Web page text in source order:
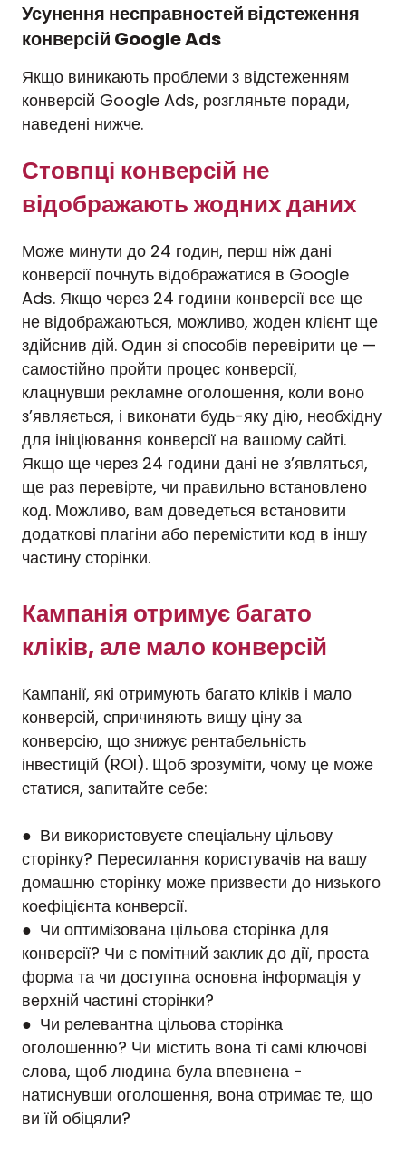
Усунення несправностей відстеження
конверсій Google Ads
Якщо виникають проблеми з відстеженням
конверсій Google Ads, розгляньте поради,
наведені нижче.
Стовпці конверсій не
відображають жодних даних
Може минути до 24 годин, перш ніж дані
конверсії почнуть відображатися в Google
Ads. Якщо через 24 години конверсії все ще
не відображаються, можливо, жоден клієнт ще
здійснив дій. Один зі способів перевірити це —
самостійно пройти процес конверсії,
клацнувши рекламне оголошення, коли воно
з’являється, і виконати будь-яку дію, необхідну
для ініціювання конверсії на вашому сайті.
Якщо ще через 24 години дані не з’являться,
ще раз перевірте, чи правильно встановлено
код. Можливо, вам доведеться встановити
додаткові плагіни або перемістити код в іншу
частину сторінки.
Кампанія отримує багато
кліків, але мало конверсій
Кампанії, які отримують багато кліків і мало
конверсій, спричиняють вищу ціну за
конверсію, що знижує рентабельність
інвестицій (ROI). Щоб зрозуміти, чому це може
статися, запитайте себе:
● Ви використовуєте спеціальну цільову
сторінку? Пересилання користувачів на вашу
домашню сторінку може призвести до низького
коефіцієнта конверсії.
● Чи оптимізована цільова сторінка для
конверсії? Чи є помітний заклик до дії, проста
форма та чи доступна основна інформація у
верхній частині сторінки?
● Чи релевантна цільова сторінка
оголошенню? Чи містить вона ті самі ключові
слова, щоб людина була впевнена -
натиснувши оголошення, вона отримає те, що
ви їй обіцяли?